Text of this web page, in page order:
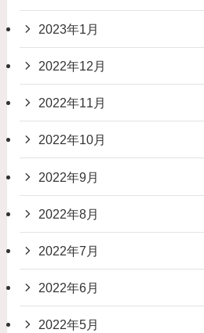
2023年1月
2022年12月
2022年11月
2022年10月
2022年9月
2022年8月
2022年7月
2022年6月
2022年5月